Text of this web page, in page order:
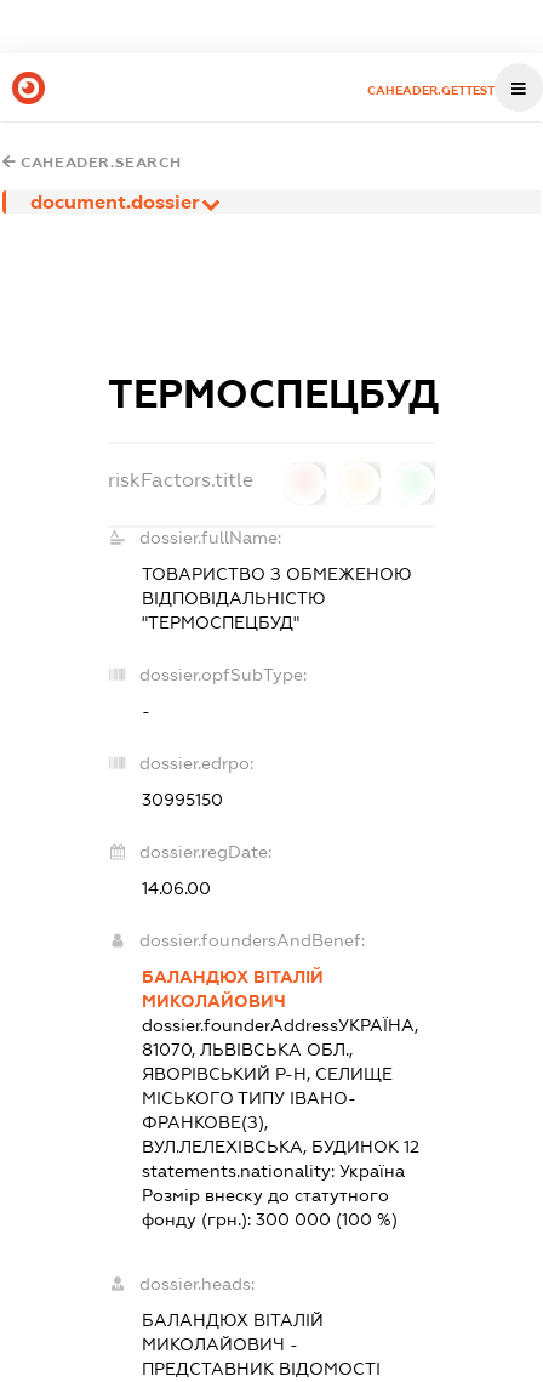
CAHEADER.GETTEST
CAHEADER.SEARCH
document.dossier
ТЕРМОСПЕЦБУД
riskFactors.title
dossier.fullName:
ТОВАРИСТВО З ОБМЕЖЕНОЮ
ВІДПОВІДАЛЬНІСТЮ
"ТЕРМОСПЕЦБУД"
dossier.opfSubType:
-
dossier.edrpo:
30995150
dossier.regDate:
14.06.00
dossier.foundersAndBenef:
БАЛАНДЮХ ВІТАЛІЙ
МИКОЛАЙОВИЧ
dossier.founderAddressУКРАЇНА,
81070, ЛЬВІВСЬКА ОБЛ.,
ЯВОРІВСЬКИЙ Р-Н, СЕЛИЩЕ
МІСЬКОГО ТИПУ ІВАНО-
ФРАНКОВЕ(З),
ВУЛ.ЛЕЛЕХІВСЬКА, БУДИНОК 12
statements.nationality:Україна
Розмір внеску до статутного
фонду (грн.):300 000 (100 %)
dossier.heads:
БАЛАНДЮХ ВІТАЛІЙ
МИКОЛАЙОВИЧ -
ПРЕДСТАВНИК ВІДОМОСТІ